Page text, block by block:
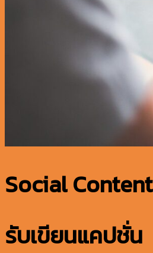
Social Content
รับเขียนแคปชั่น